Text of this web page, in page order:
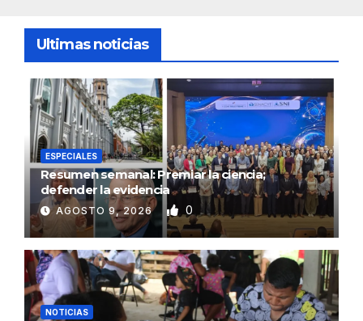
Ultimas noticias
ESPECIALES
Resumen semanal: Premiar la ciencia;
defender la evidencia
AGOSTO 9, 2026 0
NOTICIAS